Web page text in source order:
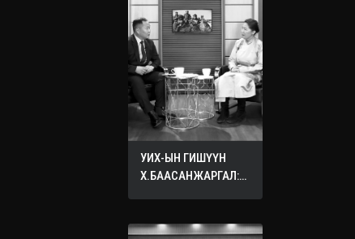
УИХ-ЫН ГИШҮҮН
Х.БААСАНЖАРГАЛ:
САЙХАН ЗҮЙЛЭЭ